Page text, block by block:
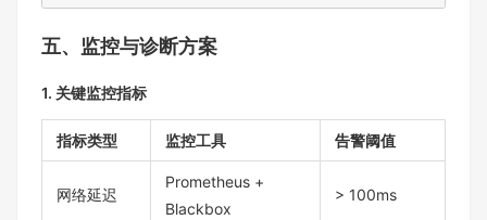
五、监控与诊断方案
1. 关键监控指标
指标类型 监控工具 告警阈值
网络延迟
Prometheus +
Blackbox
> 100ms